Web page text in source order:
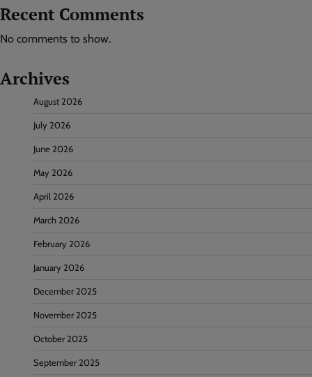
Recent Comments
No comments to show.
Archives
August 2026
July 2026
June 2026
May 2026
April 2026
March 2026
February 2026
January 2026
December 2025
November 2025
October 2025
September 2025